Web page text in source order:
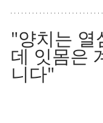
"양치는 열
데 잇몸은
니다"